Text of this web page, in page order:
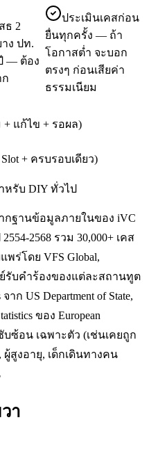
ธ 2
ง ปท.
— ต้อง
ก
ประเมินเคสก่อน
ยื่นทุกครั้ง — ถ้า
โอกาสต่ำ จะบอก
ตรงๆ ก่อนเสียค่า
ธรรมเนียม
+ แก้ไข + รอผล)
+ ครบรอบเดียว)
หรับ DIY ทั่วไป
กฐานข้อมูลภายในของ iVC
2568 รวม 30,000+ เคส
พร่โดย VFS Global,
ย์รับคำร้องของแต่ละสถานทูต
าก US Department of State,
ของ European
บซ้อน เฉพาะตัว (เช่นเคยถูก
ผู้สูงอายุ, เด็กเดินทางคน
า